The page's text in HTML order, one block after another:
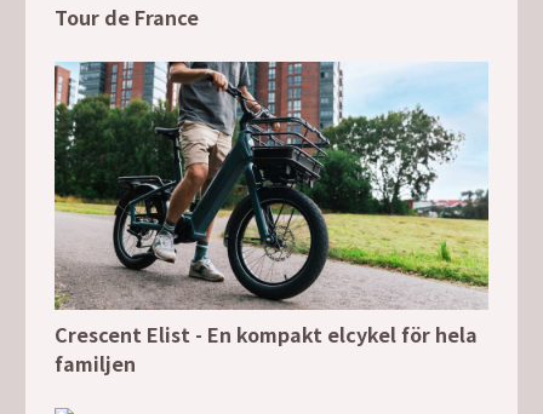
Tour de France
Crescent Elist - En kompakt elcykel för hela
familjen